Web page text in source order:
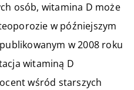
osób, witamina D może
w późniejszym
w 2008 roku
witaminą D
wśród starszych